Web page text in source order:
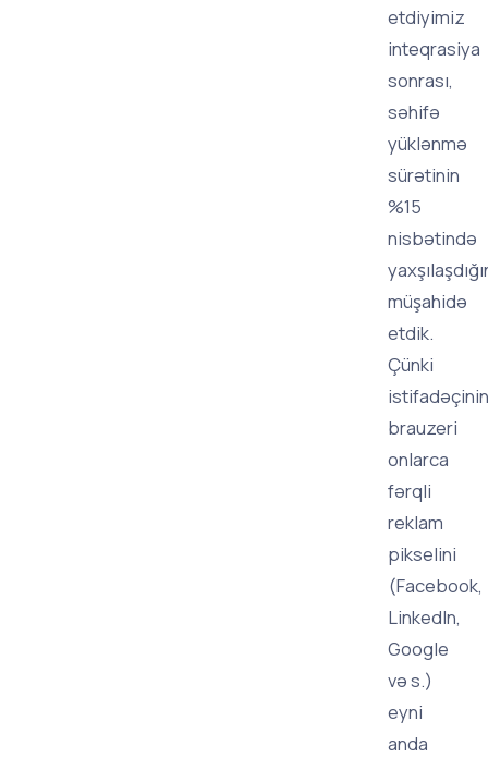
etdiyimiz
inteqrasiya
sonrası,
səhifə
yüklənmə
sürətinin
%15
nisbətində
müşahidə
etdik.
Çünki
istifadəçinin
brauzeri
onlarca
fərqli
reklam
pikselini
(Facebook,
LinkedIn,
Google
və s.)
eyni
anda